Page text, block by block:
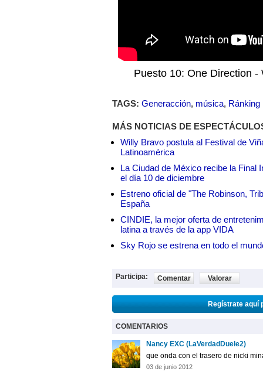
Puesto 10: One Direction -
TAGS: Generacción, música, Ránking
MÁS NOTICIAS DE
Willy Bravo postula al Festival de
Latinoamérica
La Ciudad de México recibe la Final
el día 10 de diciembre
Estreno oficial de "The Robinson,
España
CINDIE, la mejor oferta de
latina a través de la app VIDA
Sky Rojo se estrena en todo el
Participa: Comentar Valorar
Regístrate aquí
COMENTARIOS
Nancy EXC (LaVerdadDuele2)
que onda con el trasero de nicki
03 de junio 2012